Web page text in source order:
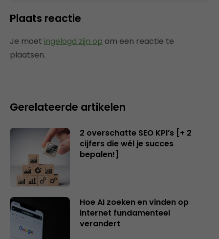
Plaats reactie
Je moet ingelogd zijn op om een reactie te
plaatsen.
Gerelateerde artikelen
2 overschatte SEO KPI’s [+ 2
cijfers die wél je succes
bepalen!]
Hoe AI zoeken en vinden op
internet fundamenteel
verandert